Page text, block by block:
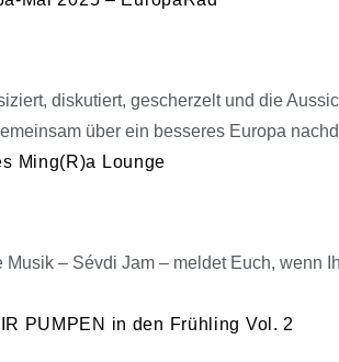
diskutiert, gescherzelt und die
über ein besseres Europa
Ming(R)a Lounge
– Sévdi Jam – meldet Euch, wenn
PUMPEN in den Frühling Vol. 2